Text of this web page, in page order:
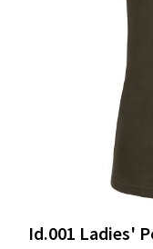
Id.001 Ladies'